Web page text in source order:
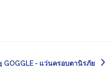
GOGGLE - แว่นครอบตานิรภัย